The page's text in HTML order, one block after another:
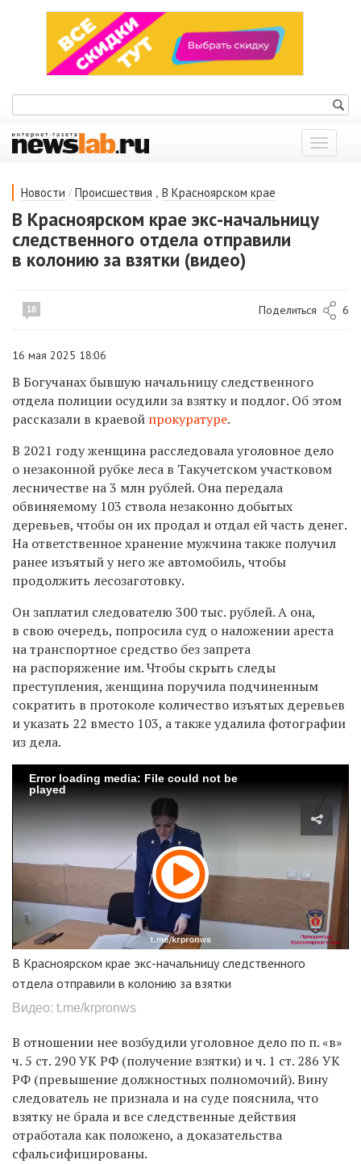
Показать
меню
Новости / Происшествия , В Красноярском крае
В Красноярском крае экс-начальницу
следственного отдела отправили
в колонию за взятки (видео)
18 Поделиться 6
16 мая 2025 18:06
В Богучанах бывшую начальницу следственного
отдела полиции осудили за взятку и подлог. Об этом
рассказали в краевой прокуратуре.
В 2021 году женщина расследовала уголовное дело
о незаконной рубке леса в Такучетском участковом
лесничестве на 3 млн рублей. Она передала
обвиняемому 103 ствола незаконно добытых
деревьев, чтобы он их продал и отдал ей часть денег.
На ответственное хранение мужчина также получил
ранее изъятый у него же автомобиль, чтобы
продолжить лесозаготовку.
Он заплатил следователю 300 тыс. рублей. А она,
в свою очередь, попросила суд о наложении ареста
на транспортное средство без запрета
на распоряжение им. Чтобы скрыть следы
преступления, женщина поручила подчиненным
сократить в протоколе количество изъятых деревьев
и указать 22 вместо 103, а также удалила фотографии
из дела.
Error loading media: File could not be
played
В Красноярском крае экс-начальницу следственного
отдела отправили в колонию за взятки
Видео: t.me/krpronws
В отношении нее возбудили уголовное дело по п. «в»
ч. 5 ст. 290 УК РФ (получение взятки) и ч. 1 ст. 286 УК
РФ (превышение должностных полномочий). Вину
следователь не признала и на суде пояснила, что
взятку не брала и все следственные действия
отработала как положено, а доказательства
сфальсифицированы.